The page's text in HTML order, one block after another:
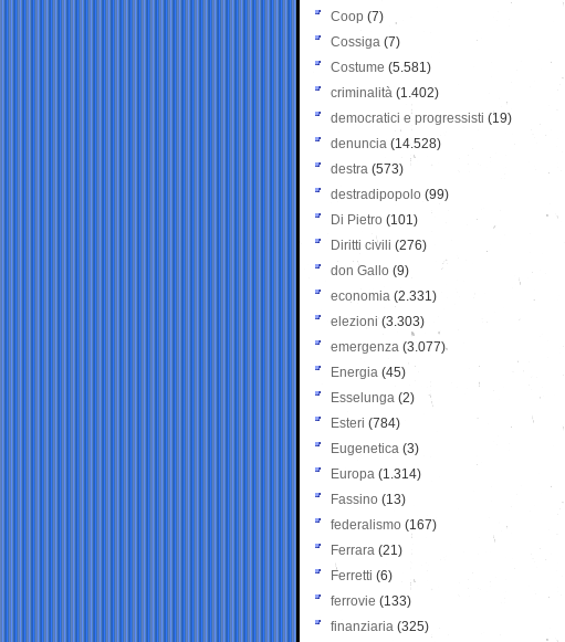
Coop (7)
Cossiga (7)
Costume (5.581)
criminalità (1.402)
democratici e progressisti (19)
denuncia (14.528)
destra (573)
destradipopolo (99)
Di Pietro (101)
Diritti civili (276)
don Gallo (9)
economia (2.331)
elezioni (3.303)
emergenza (3.077)
Energia (45)
Esselunga (2)
Esteri (784)
Eugenetica (3)
Europa (1.314)
Fassino (13)
federalismo (167)
Ferrara (21)
Ferretti (6)
ferrovie (133)
finanziaria (325)